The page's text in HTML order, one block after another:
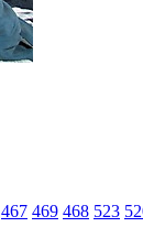
467 469 468 523